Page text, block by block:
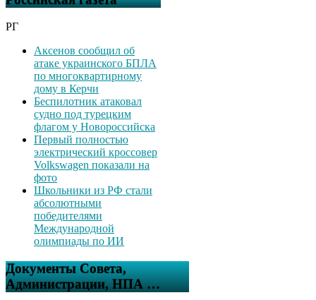
РГ
Аксенов сообщил об
атаке украинского БПЛА
по многоквартирному
дому в Керчи
Беспилотник атаковал
судно под турецким
флагом у Новороссийска
Первый полностью
электрический кроссовер
Volkswagen показали на
фото
Школьники из РФ стали
абсолютными
победителями
Международной
олимпиады по ИИ
Документы Совета,
Администрации, НПА …